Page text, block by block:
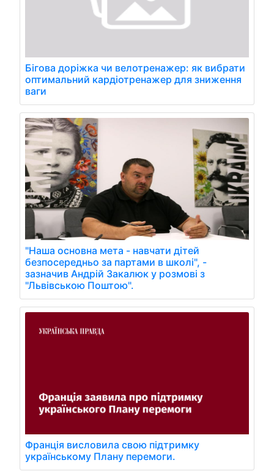
Бігова доріжка чи велотренажер: як вибрати
оптимальний кардіотренажер для зниження
ваги
"Наша основна мета - навчати дітей
безпосередньо за партами в школі", -
зазначив Андрій Закалюк у розмові з
"Львівською Поштою".
Франція висловила свою підтримку
українському Плану перемоги.